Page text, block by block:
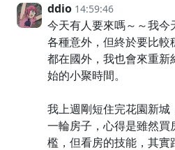
ddio 14:59:46
今天有人要來嗎～～我
各種意外，但終於要比較
都在國外，我也會來重
始的小聚時間。
我上週剛短住完花園新
一輪房子，心得是雖然買
檻，但看房的技能，其實